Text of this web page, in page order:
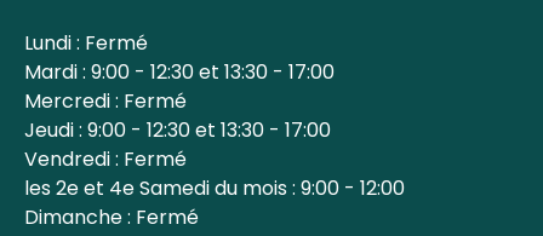
Lundi : Fermé
Mardi : 9:00 - 12:30 et 13:30 - 17:00
Mercredi : Fermé
Jeudi : 9:00 - 12:30 et 13:30 - 17:00
Vendredi : Fermé
les 2e et 4e Samedi du mois : 9:00 - 12:00
Dimanche : Fermé